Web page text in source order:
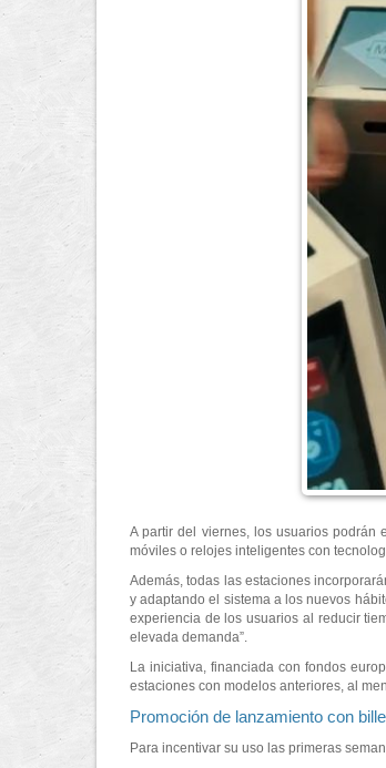
A partir del viernes, los usuarios podrán
móviles o relojes inteligentes con
Además, todas las estaciones
y adaptando el sistema a los nuevos
experiencia de los usuarios al reducir
elevada demanda”.
La iniciativa, financiada con fondos
estaciones con modelos anteriores, al
Promoción de lanzamiento con
Para incentivar su uso las primeras